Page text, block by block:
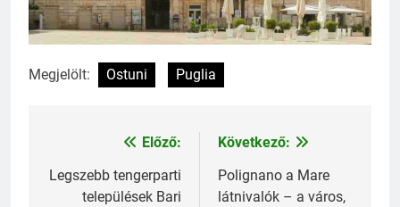
Megjelölt: Ostuni Puglia
Bejegyzés
navigáció
Előző:
Legszebb tengerparti
települések Bari
Következő:
Polignano a Mare
látnivalók – a város,